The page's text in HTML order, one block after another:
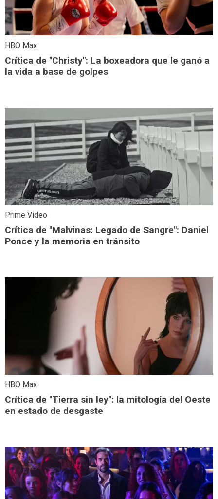
HBO Max
Crítica de "Christy": La boxeadora que le ganó a
la vida a base de golpes
Prime Video
Crítica de "Malvinas: Legado de Sangre": Daniel
Ponce y la memoria en tránsito
HBO Max
Crítica de "Tierra sin ley": la mitología del Oeste
en estado de desgaste